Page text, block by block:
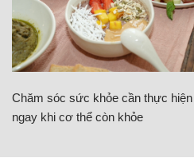
Chăm sóc sức khỏe cần thực hiện
ngay khi cơ thể còn khỏe